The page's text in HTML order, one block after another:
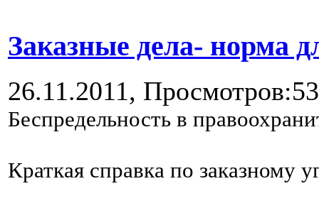
Заказные дела- норма
26.11.2011,
Беспредельность в
Краткая справка по заказному